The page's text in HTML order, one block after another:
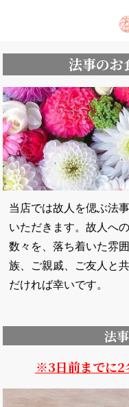
法事の
当店では故人を偲ぶ法
いただきます。故人へ
数々を、落ち着いた雰
族、ご親戚、ご友人と
だければ幸いです。
法
※3日前までに2